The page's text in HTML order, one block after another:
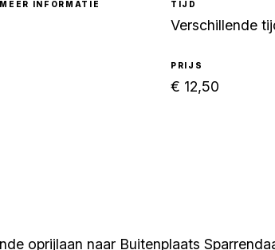
INFORMATIE TIJD
Verschillende
PRIJS
€ 12,50
oprijlaan naar Buitenplaats